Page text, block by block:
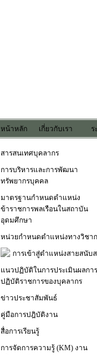
หน้าหลัก เกี่ยวกับเรา ร
สารสนเทศบุคลากร
การบริหารและการพัฒนา
ทรัพยากรบุคคล
มาตรฐานกำหนดตำแหน่ง
ข้าราชการพลเรือนในสถาบัน
อุดมศึกษา
หน่วยกำหนดตำแหน่งทางวิชา
การเข้าสู่ตำแหน่งสายสนับ
แนวปฏิบัติในการประเมินผลการ
ปฏิบัติราชการของบุคลากร
ข่าวประชาสัมพันธ์
คู่มือการปฎิบัติงาน
สื่อการเรียนรู้
การจัดการความรู้ (KM) งาน